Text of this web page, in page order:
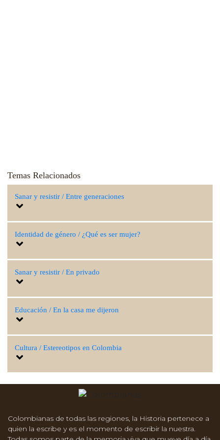
Temas Relacionados
Sanar y resistir / Entre generaciones
Identidad de género / ¿Qué es ser mujer?
Sanar y resistir / En privado
Educación / En la casa me dijeron
Cultura / Estereotipos en Colombia
Colombianas de todas las regiones, la Historia pertenece a
quien la escribe y es el momento de escribir la nuestra.